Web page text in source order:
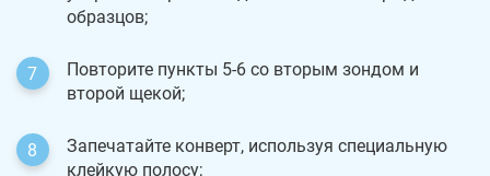
образцов;
Повторите пункты 5-6 со вторым зондом и
второй щекой;
Запечатайте конверт, используя специальную
клейкую полосу;